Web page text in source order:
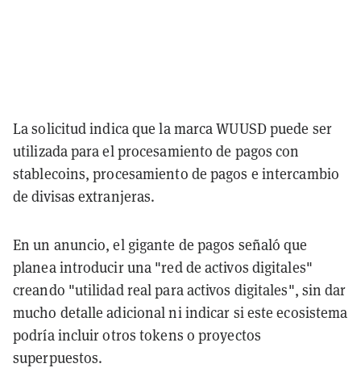
La solicitud indica que la marca WUUSD puede ser
utilizada para el procesamiento de pagos con
stablecoins, procesamiento de pagos e intercambio
de divisas extranjeras.
En un anuncio, el gigante de pagos señaló que
planea introducir una "red de activos digitales"
creando "utilidad real para activos digitales", sin dar
mucho detalle adicional ni indicar si este ecosistema
podría incluir otros tokens o proyectos
superpuestos.